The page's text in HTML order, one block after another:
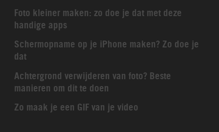
Foto kleiner maken: zo doe je dat met deze
handige apps
Schermopname op je iPhone maken? Zo doe je
dat
Achtergrond verwijderen van foto? Beste
manieren om dit te doen
Zo maak je een GIF van je video